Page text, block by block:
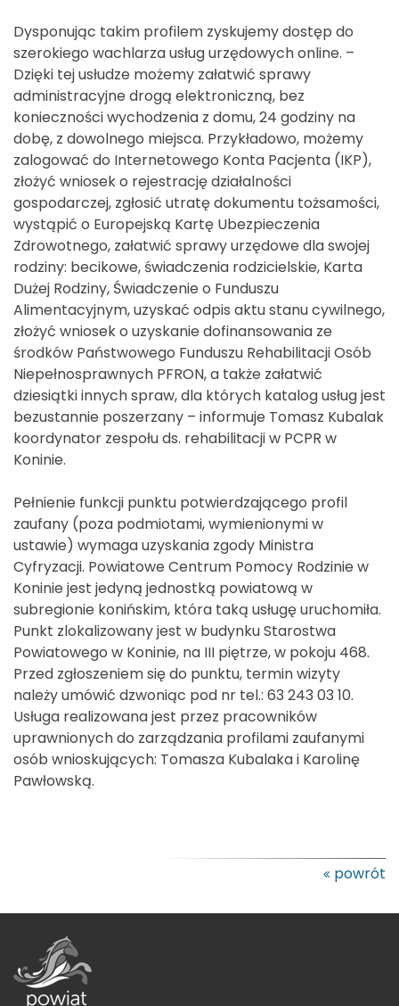
Dysponując takim profilem zyskujemy dostęp do
szerokiego wachlarza usług urzędowych online. –
Dzięki tej usłudze możemy załatwić sprawy
administracyjne drogą elektroniczną, bez
konieczności wychodzenia z domu, 24 godziny na
dobę, z dowolnego miejsca. Przykładowo, możemy
zalogować do Internetowego Konta Pacjenta (IKP),
złożyć wniosek o rejestrację działalności
gospodarczej, zgłosić utratę dokumentu tożsamości,
wystąpić o Europejską Kartę Ubezpieczenia
Zdrowotnego, załatwić sprawy urzędowe dla swojej
rodziny: becikowe, świadczenia rodzicielskie, Karta
Dużej Rodziny, Świadczenie o Funduszu
Alimentacyjnym, uzyskać odpis aktu stanu cywilnego,
złożyć wniosek o uzyskanie dofinansowania ze
środków Państwowego Funduszu Rehabilitacji Osób
Niepełnosprawnych PFRON, a także załatwić
dziesiątki innych spraw, dla których katalog usług jest
bezustannie poszerzany – informuje Tomasz Kubalak
koordynator zespołu ds. rehabilitacji w PCPR w
Koninie.
Pełnienie funkcji punktu potwierdzającego profil
zaufany (poza podmiotami, wymienionymi w
ustawie) wymaga uzyskania zgody Ministra
Cyfryzacji. Powiatowe Centrum Pomocy Rodzinie w
Koninie jest jedyną jednostką powiatową w
subregionie konińskim, która taką usługę uruchomiła.
Punkt zlokalizowany jest w budynku Starostwa
Powiatowego w Koninie, na III piętrze, w pokoju 468.
Przed zgłoszeniem się do punktu, termin wizyty
należy umówić dzwoniąc pod nr tel.: 63 243 03 10.
Usługa realizowana jest przez pracowników
uprawnionych do zarządzania profilami zaufanymi
osób wnioskujących: Tomasza Kubalaka i Karolinę
Pawłowską.
powrót